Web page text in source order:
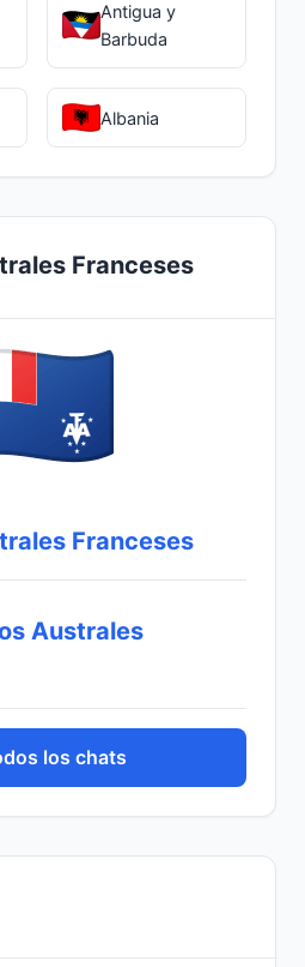
Antigua y
Barbuda
Albania
Franceses
Franceses
Australes
los chats